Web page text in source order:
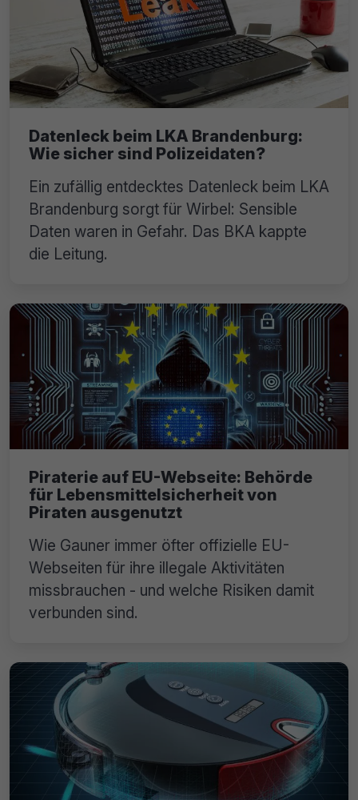
Datenleck beim LKA Brandenburg:
Wie sicher sind Polizeidaten?
Ein zufällig entdecktes Datenleck beim LKA
Brandenburg sorgt für Wirbel: Sensible
Daten waren in Gefahr. Das BKA kappte
die Leitung.
Piraterie auf EU-Webseite: Behörde
für Lebensmittelsicherheit von
Piraten ausgenutzt
Wie Gauner immer öfter offizielle EU-
Webseiten für ihre illegale Aktivitäten
missbrauchen - und welche Risiken damit
verbunden sind.